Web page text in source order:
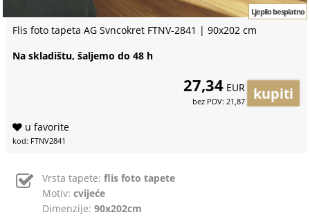
Flis foto tapeta AG Svncokret FTNV-2841 | 90x202 cm
Ljepilo besplatno
Na skladištu, šaljemo do 48 h
27,34 EUR
bez PDV: 21,87
u favorite
kod: FTNV2841
Vrsta tapete: flis foto tapete
Motiv: cvijeće
Dimenzije: 90x202cm